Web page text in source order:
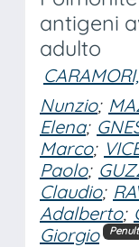
antigeni
adulto
Nunzio;
Elena;
Marco;
Paolo;
Claudio;
Adalberto;
Giorgio